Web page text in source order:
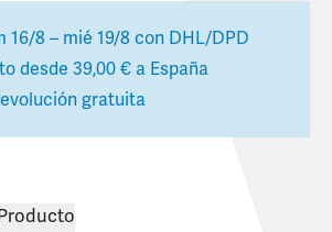
16/8 – mié 19/8 con DHL/DPD
desde 39,00 € a España
gratuita